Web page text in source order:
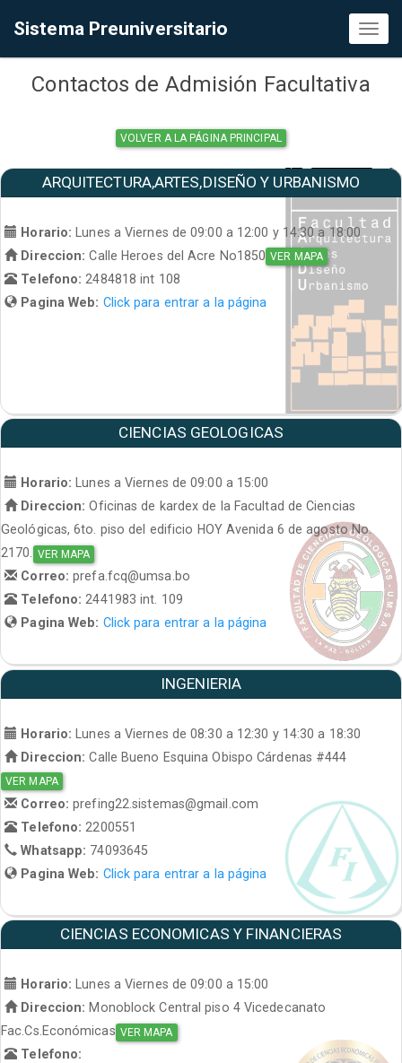
Sistema Preuniversitario
Contactos de Admisión Facultativa
VOLVER A LA PÁGINA PRINCIPAL
ARQUITECTURA,ARTES,DISEÑO Y URBANISMO
Horario:
Lunes a Viernes de 09:00 a 12:00 y 14:30 a 18:00
Direccion: Calle Heroes del Acre No1850 VER MAPA
Telefono: 2484818 int 108
Pagina Web: Click para entrar a la página
CIENCIAS GEOLOGICAS
Horario: Lunes a Viernes de 09:00 a 15:00
Direccion: Oficinas de kardex de la Facultad de Ciencias
Geológicas, 6to. piso del edificio HOY Avenida 6 de agosto No.
2170. VER MAPA
Correo:prefa.fcq@umsa.bo
Telefono:2441983 int. 109
Pagina Web: Click para entrar a la página
INGENIERIA
Horario:
Lunes a Viernes de 08:30 a 12:30 y 14:30 a 18:30
Direccion: Calle Bueno Esquina Obispo Cárdenas #444
VER MAPA
Correo:prefing22.sistemas@gmail.com
Telefono: 2200551
Whatsapp: 74093645
Pagina Web: Click para entrar a la página
CIENCIAS ECONOMICAS Y FINANCIERAS
Horario: Lunes a Viernes de 09:00 a 15:00
Direccion: Monoblock Central piso 4 Vicedecanato
Fac.Cs.Económicas VER MAPA
Telefono: